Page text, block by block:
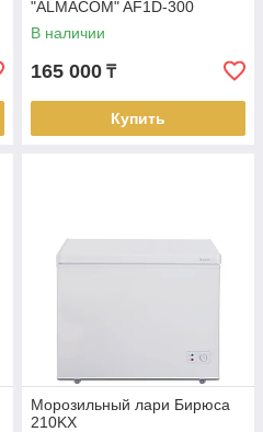
"ALMACOM" AF1D-300
В наличии
165 000 ₸
Купить
Морозильный лари Бирюса
210KX